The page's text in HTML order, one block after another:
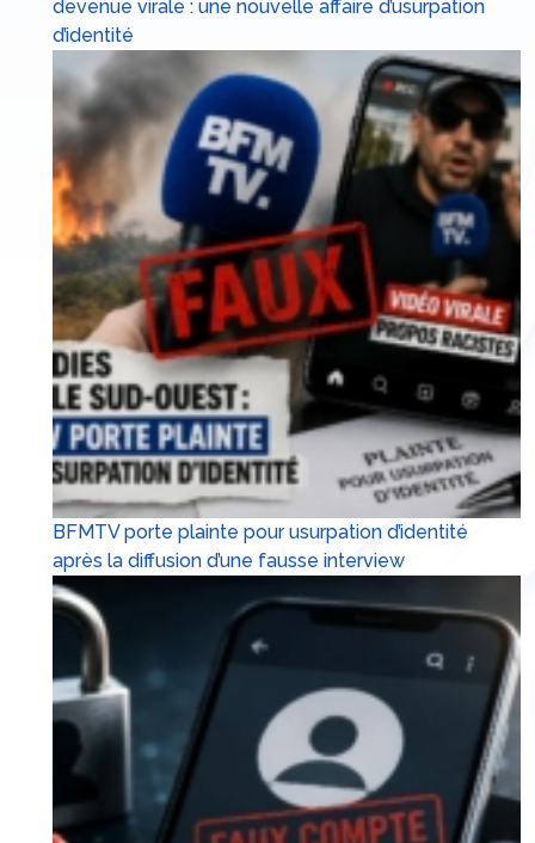
devenue virale : une nouvelle affaire d’usurpation
d’identité
BFMTV porte plainte pour usurpation d’identité
après la diffusion d’une fausse interview